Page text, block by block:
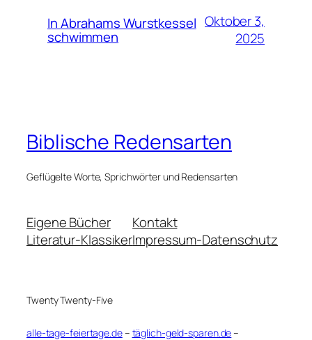
In Abrahams Wurstkessel
schwimmen
Oktober 3,
2025
Biblische Redensarten
Geflügelte Worte, Sprichwörter und Redensarten
Eigene Bücher
Literatur-Klassiker
Kontakt
Impressum-Datenschutz
Twenty Twenty-Five
alle-tage-feiertage.de– täglich-geld-sparen.de–